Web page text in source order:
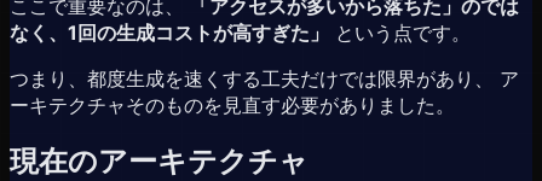
ここで重要なのは、
「アクセスが多いから落ちた」のでは
なく、1回の生成コストが高すぎた」
という点です。
つまり、都度生成を速くする工夫だけでは限界があり、 ア
ーキテクチャそのものを見直す必要がありました。
現在のアーキテクチャ